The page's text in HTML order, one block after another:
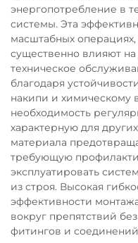
энергопотребление в
системы. Эта
масштабных операциях,
существенно влияют на
техническое
благодаря
накипи и химическому
необходимость
характерную для
материала
требующую
эксплуатировать
из строя. Высокая
эффективности
вокруг препятствий
фитингов и